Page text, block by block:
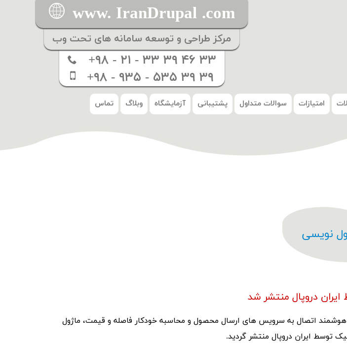
www. IranDrupal .com
مرکز طراحی و توسعه سامانه های تحت وب
+۹۸ - ۲۱ - ۳۳ ۳۹ ۴۶ ۳۳
+۹۸ - ۹۳۵ - ۵۳۵ ۳۹ ۳۹
امتیازات سوالات متداول پشتیبانی آزمایشگاه وبلاگ تماس
نویسی
دروپال منتشر شد
هوشمند اتصال به سرویس های ارسال محصول و محاسبه خودکار فاصله و قیمت، ماژول
توسط ایران دروپال منتشر گردید.